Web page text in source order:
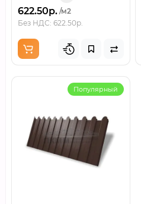
622.50р. /м2
Без НДС: 622.50р.
Популярный